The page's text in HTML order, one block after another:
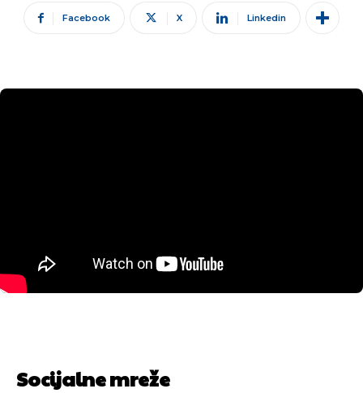
Facebook X Linkedin
Socijalne mreže